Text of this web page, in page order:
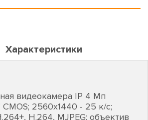
Характеристики
видеокамера IP 4 Мп
CMOS; 2560х1440 - 25 к/с;
H.264, MJPEG; объектив